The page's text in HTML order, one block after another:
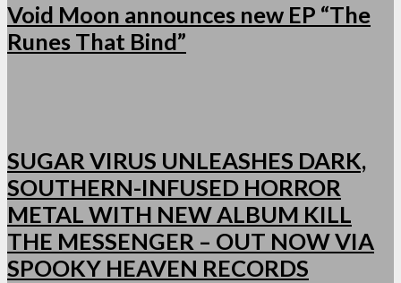
Void Moon announces new EP “The
Runes That Bind”
SUGAR VIRUS UNLEASHES DARK,
SOUTHERN-INFUSED HORROR
METAL WITH NEW ALBUM KILL
THE MESSENGER – OUT NOW VIA
SPOOKY HEAVEN RECORDS